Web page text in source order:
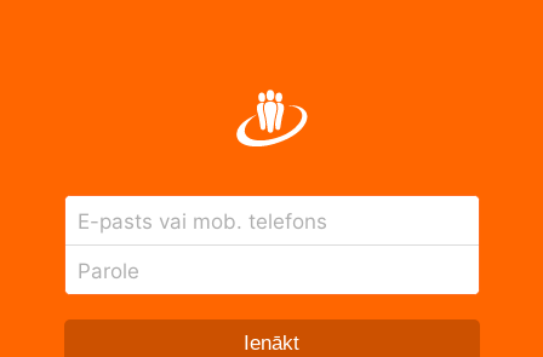
E-pasts vai mob. telefons
Parole
Ienākt